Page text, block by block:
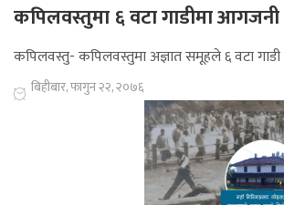
कपिलवस्तुमा ६ वटा गाडीमा आगजनी
कपिलवस्तु- कपिलवस्तुमा अज्ञात समूहले ६ वटा
बिहीबार, फागुन २२, २०७६